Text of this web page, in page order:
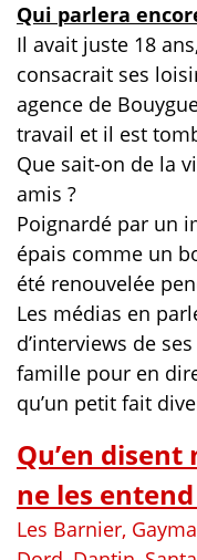
Qui parlera
Il avait juste 18
consacrait ses
agence de
travail et il est
Que sait-on de la
amis ?
Poignardé par un
épais comme un
été renouvelée
Les médias en
d’interviews de
famille pour en
qu’un petit fait
Qu’en disent
ne les
Les Barnier,